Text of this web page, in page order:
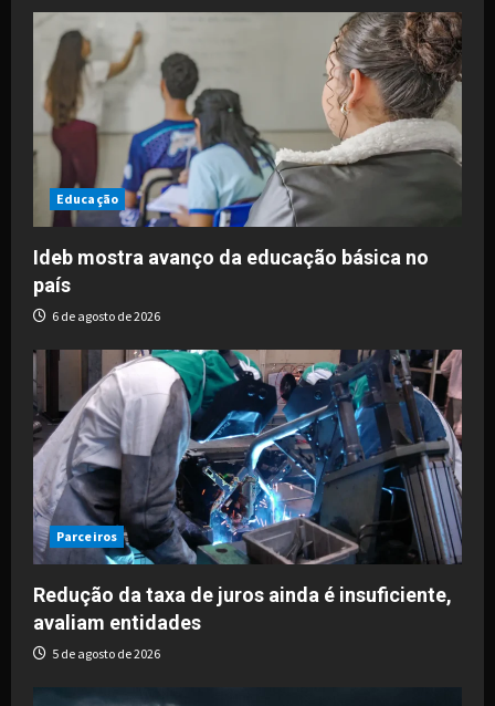
Educação
Ideb mostra avanço da educação básica no
país
6 de agosto de 2026
Parceiros
Redução da taxa de juros ainda é insuficiente,
avaliam entidades
5 de agosto de 2026